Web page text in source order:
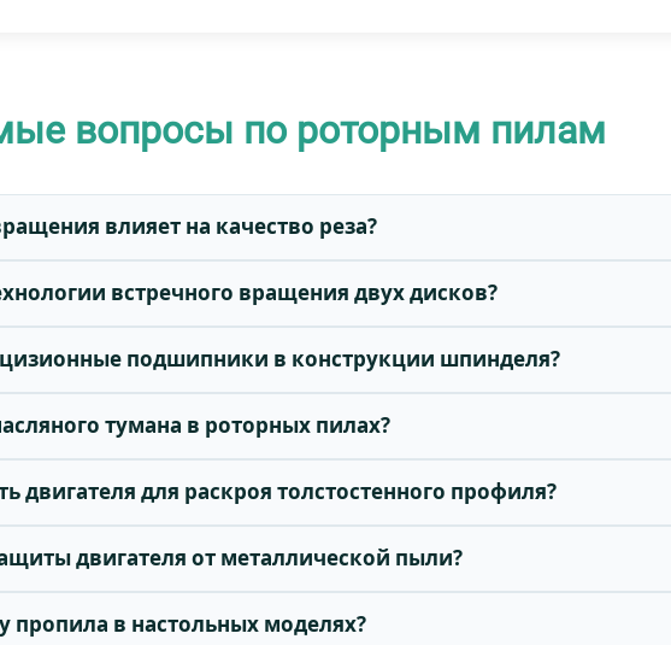
вопросы по роторным пилам
влияет на качество реза?
встречного вращения двух дисков?
подшипники в конструкции шпинделя?
тумана в роторных пилах?
двигателя для раскроя толстостенного профиля?
двигателя от металлической пыли?
пропила в настольных моделях?